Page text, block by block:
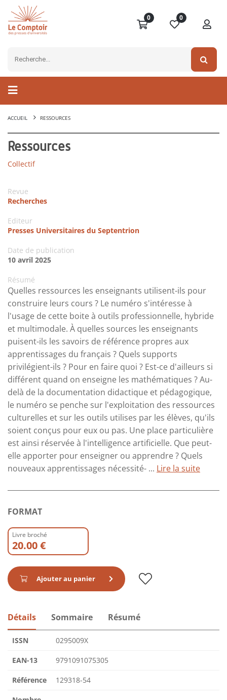
0 0
ACCUEIL RESSOURCES
Ressources
Collectif
Revue
Recherches
Editeur
Presses Universitaires du Septentrion
Date de publication
10 avril 2025
Résumé
Quelles ressources les enseignants utilisent-ils pour
construire leurs cours ? Le numéro s'intéresse à
l'usage de cette boite à outils professionnelle, hybride
et multimodale. À quelles sources les enseignants
puisent-ils les savoirs de référence propres aux
apprentissages du français ? Quels supports
privilégient-ils ? Pour en faire quoi ? Est-ce d'ailleurs si
différent quand on enseigne les mathématiques ? Au-
delà de la documentation didactique et pédagogique,
le numéro se penche sur l'exploitation des ressources
culturelles et sur les outils utilises par les élèves, qu'ils
soient conçus pour eux ou pas. Une place particulière
est ainsi réservée à l'intelligence artificielle. Que peut-
elle apporter pour enseigner ou apprendre ? Quels
nouveaux apprentissages nécessité- ... Lire la suite
FORMAT
Livre broché
20.00 €
Ajouter au panier
Détails Sommaire Résumé
ISSN 0295009X
EAN-13 9791091075305
Référence 129318-54